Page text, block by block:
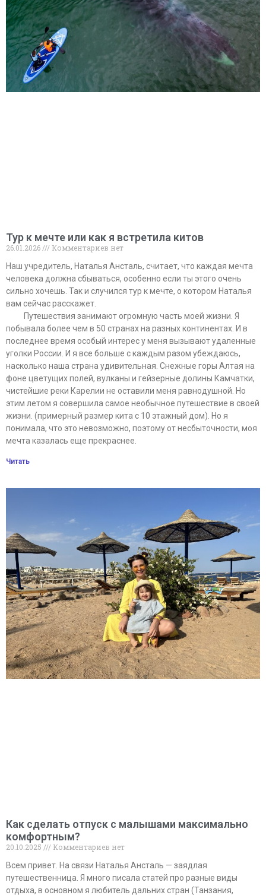
Тур к мечте или как я встретила китов
26.01.2026
Комментариев нет
Наш учредитель, Наталья Ансталь, считает, что каждая мечта
человека должна сбываться, особенно если ты этого очень
сильно хочешь. Так и случился тур к мечте, о котором Наталья
вам сейчас расскажет.
⠀⠀⠀Путешествия занимают огромную часть моей жизни. Я
побывала более чем в 50 странах на разных континентах. И в
последнее время особый интерес у меня вызывают удаленные
уголки России. И я все больше с каждым разом убеждаюсь,
насколько наша страна удивительная. Снежные горы Алтая на
фоне цветущих полей, вулканы и гейзерные долины Камчатки,
чистейшие реки Карелии не оставили меня равнодушной. Но
этим летом я совершила самое необычное путешествие в своей
жизни. (примерный размер кита с 10 этажный дом). Но я
понимала, что это невозможно, поэтому от несбыточности, моя
мечта казалась еще прекраснее.
Читать
Как сделать отпуск с малышами максимально
комфортным?
20.10.2025
Комментариев нет
Всем привет. На связи Наталья Ансталь — заядлая
путешественница. Я много писала статей про разные виды
отдыха, в основном я любитель дальних стран (Танзания,